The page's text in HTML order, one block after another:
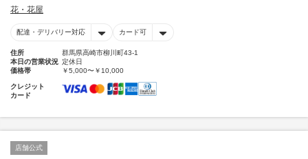
花・花屋
配達・デリバリー対応 カード可
住所
群馬県高崎市柳川町43-1
本日の営業状況 定休日
価格帯
￥5,000〜￥10,000
クレジット
カード
店舗公式